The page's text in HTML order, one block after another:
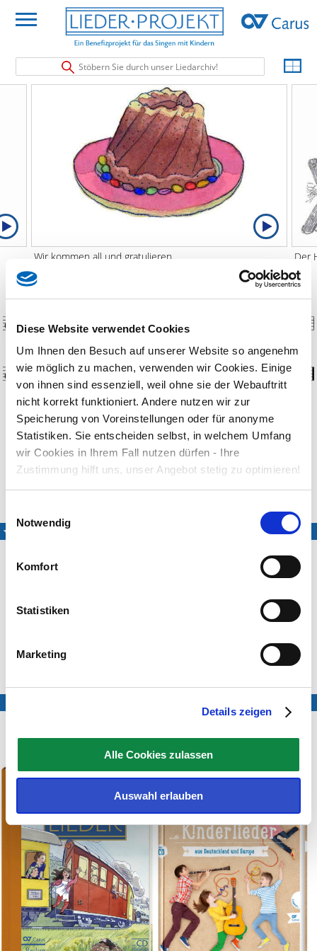
Diese Website verwendet Cookies
Um Ihnen den Besuch auf unserer Website so angenehm
wie möglich zu machen, verwenden wir Cookies. Einige
von ihnen sind essenziell, weil ohne sie der Webauftritt
nicht korrekt funktioniert. Andere nutzen wir zur
Speicherung von Voreinstellungen oder für anonyme
Statistiken. Sie entscheiden selbst, in welchem Umfang
wir Cookies in Ihrem Fall nutzen dürfen - Ihre
Zustimmung hilft uns, unser Angebot stetig zu optimieren!
Notwendig
Komfort
Statistiken
Marketing
Details zeigen
Alle Cookies zulassen
Auswahl erlauben
Stöbern Sie durch unser Liedarchiv!
Wir kommen all und gratulieren Der
Wir kommen all und gratulieren
Wir kommen all und gratulieren zum Geburtstag
unserem/r ...
Melodie und Text: Moritz Hauptmann (1792–1868)
Mitsing-Fassung
(Akkordeon)
Noten & CDs